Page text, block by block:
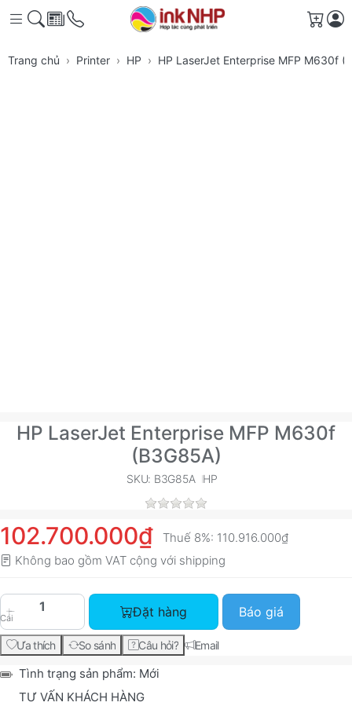
Giỏ
Trang chủ Printer HP HP LaserJet Enterprise MFP M630f
HP LaserJet Enterprise MFP M630f
(B3G85A)
SKU: B3G85A HP
102.700.000₫ Thuế 8%: 110.916.000₫
Không bao gồm VAT cộng với shipping
Cái
HP LaserJet Enterprise MFP M630f (B3G85A)
Đặt hàng Báo giá
Ưa thích So sánh Câu hỏi? Email
Tình trạng sản phẩm: Mới
TƯ VẤN KHÁCH HÀNG